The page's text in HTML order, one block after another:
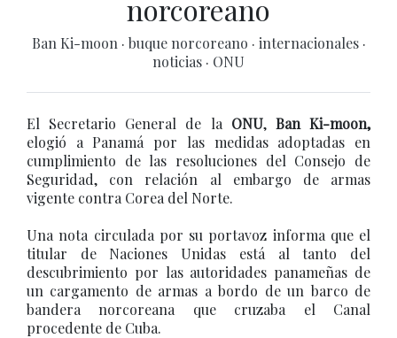
norcoreano
Ban Ki-moon · buque norcoreano · internacionales ·
noticias · ONU
El Secretario General de la ONU, Ban Ki-moon,
elogió a Panamá por las medidas adoptadas en
cumplimiento de las resoluciones del Consejo de
Seguridad, con relación al embargo de armas
vigente contra Corea del Norte.
Una nota circulada por su portavoz informa que el
titular de Naciones Unidas está al tanto del
descubrimiento por las autoridades panameñas de
un cargamento de armas a bordo de un barco de
bandera norcoreana que cruzaba el Canal
procedente de Cuba.